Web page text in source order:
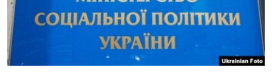
Русский
Українською
QOŞULIÑIZ!